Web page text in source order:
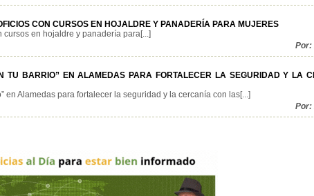
CON CURSOS EN HOJALDRE Y PANADERÍA PARA MUJERES
en hojaldre y panadería para[...]
Por:
TU BARRIO” EN ALAMEDAS PARA FORTALECER LA SEGURIDAD Y LA
en Alamedas para fortalecer la seguridad y la cercanía con las[...]
Por: